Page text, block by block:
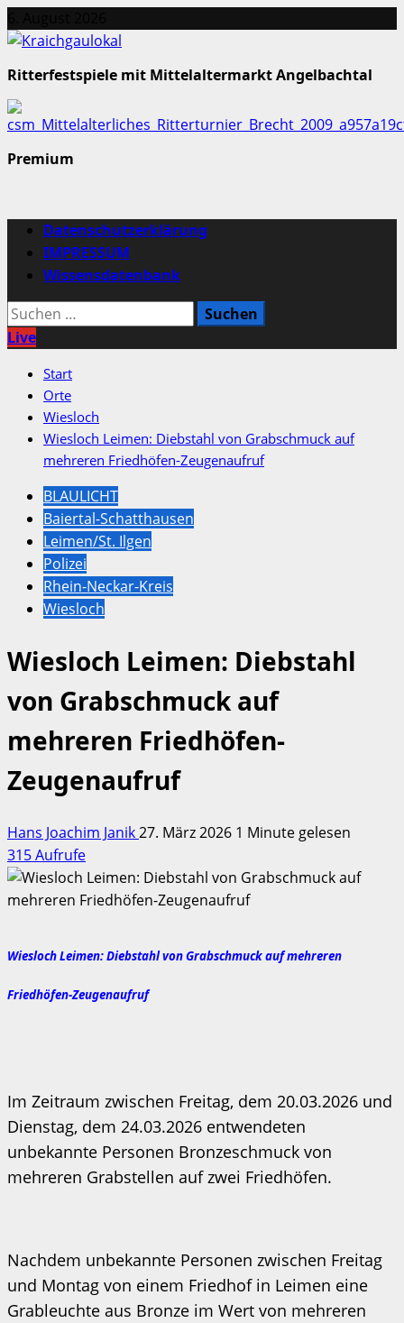
Inhalt
Ritterfestspiele mit Mittelaltermarkt Angelbachtal
Premium
Primäres
Menü
Datenschutzerklärung
IMPRESSUM
Wissensdatenbank
Suchen
nach:
Live
Start
Orte
Wiesloch
Wiesloch Leimen: Diebstahl von Grabschmuck auf
mehreren Friedhöfen-Zeugenaufruf
BLAULICHT
Baiertal-Schatthausen
Leimen/St. Ilgen
Polizei
Rhein-Neckar-Kreis
Wiesloch
Wiesloch Leimen: Diebstahl
von Grabschmuck auf
mehreren Friedhöfen-
Zeugenaufruf
Hans Joachim Janik27. März 2026 1 Minute gelesen
315 Aufrufe
Wiesloch Leimen: Diebstahl von Grabschmuck auf mehreren
Friedhöfen-Zeugenaufruf
Im Zeitraum zwischen Freitag, dem 20.03.2026 und
Dienstag, dem 24.03.2026 entwendeten
unbekannte Personen Bronzeschmuck von
mehreren Grabstellen auf zwei Friedhöfen.
Nachdem unbekannte Personen zwischen Freitag
und Montag von einem Friedhof in Leimen eine
Grableuchte aus Bronze im Wert von mehreren